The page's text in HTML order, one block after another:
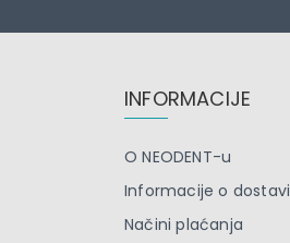
INFORMACIJE
O NEODENT-u
Informacije o dostavi
Načini plaćanja